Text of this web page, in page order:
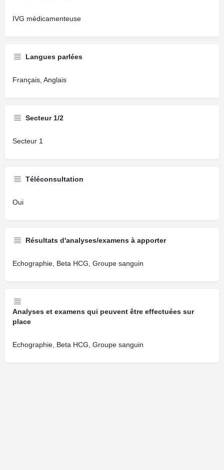
IVG médicamenteuse
Langues parlées
Français, Anglais
Secteur 1/2
Secteur 1
Téléconsultation
Oui
Résultats d'analyses/examens à apporter
Echographie, Beta HCG, Groupe sanguin
Analyses et examens qui peuvent être effectuées sur
place
Echographie, Beta HCG, Groupe sanguin